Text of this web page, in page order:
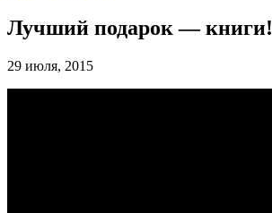
Лучший подарок — книги!
29 июля, 2015